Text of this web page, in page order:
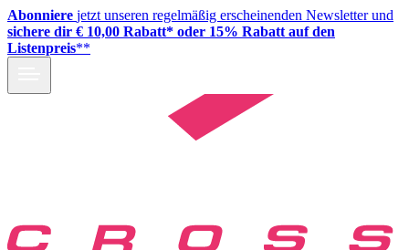
Abonniere jetzt unseren regelmäßig erscheinenden Newsletter und
sichere dir € 10,00 Rabatt* oder 15% Rabatt auf den
Listenpreis**